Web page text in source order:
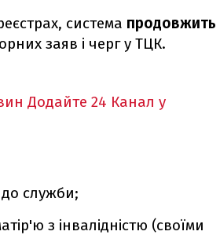
система продовжить
заяв і черг у ТЦК.
Додайте 24 Канал у
служби;
з інвалідністю (своїми